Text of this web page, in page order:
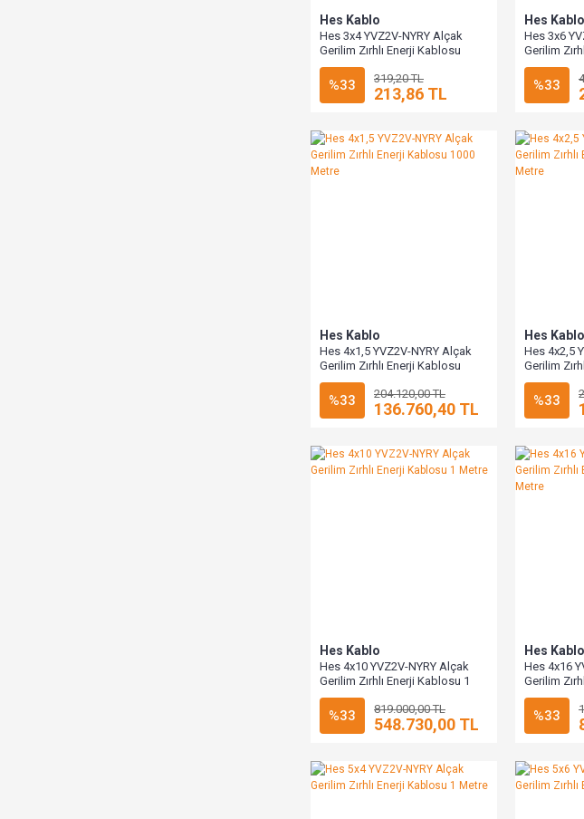
Hes Kablo
Hes 3x4 YVZ2V-NYRY Alçak
Gerilim Zırhlı Enerji Kablosu
1000 Metre
%33 319,20 TL
213,86 TL
Hes Kablo
Hes 3x6
Gerilim
Metre
%33
Hes Kablo
Hes 4x1,5 YVZ2V-NYRY Alçak
Gerilim Zırhlı Enerji Kablosu
1000 Metre
%33 204.120,00 TL
136.760,40 TL
Hes Kablo
Hes 4x2,5
Gerilim
1000 Metre
%33
Hes Kablo
Hes 4x10 YVZ2V-NYRY Alçak
Gerilim Zırhlı Enerji Kablosu 1
Metre
%33 819.000,00 TL
548.730,00 TL
Hes Kablo
Hes 4x16
Gerilim
1000 Metre
%33